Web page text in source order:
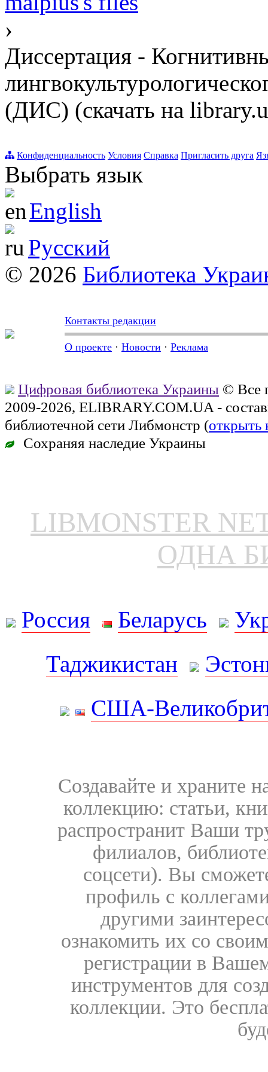
›
Диссертация -
(ДИС) (скачать на
Конфиденциальность Условия Справка Пригласить друга
Выбрать язык
English
Русский
© 2026 Библиотека
Контакты редакции
О проекте · Новости · Реклама
Цифровая библиотека Украины © Все
2009-2026, ELIBRARY.COM.UA -
библиотечной сети Либмонстр (открыть
Сохраняя наследие Украины
LIBMONSTER
ОДНА
Россия Беларусь
Таджикистан
США-
Создавайте и храните
коллекцию: статьи,
распространит Ваши
филиалов,
соцсети). Вы
профиль с
другими
ознакомить их со
регистрации в
инструментов для
коллекции. Это